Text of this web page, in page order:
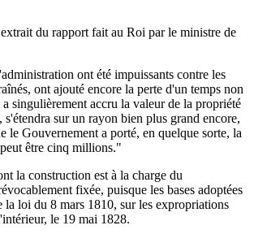
du rapport fait au Roi par le ministre de
ont été impuissants contre les
ont ajouté encore la perte d'un temps non
singulièrement accru la valeur de la propriété
sur un rayon bien plus grand encore,
le Gouvernement a porté, en quelque sorte, la
être cinq millions."
la construction est à la charge du
fixée, puisque les bases adoptées
la loi du 8 mars 1810, sur les expropriations
le 19 mai 1828.